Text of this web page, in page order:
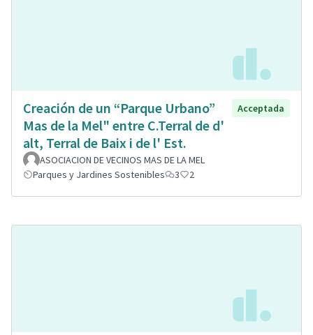
Creación de un “Parque Urbano”
Mas de la Mel" entre C.Terral de d'
alt, Terral de Baix i de l' Est.
Acceptada
ASOCIACION DE VECINOS MAS DE LA MEL
Parques y Jardines Sostenibles
3 2